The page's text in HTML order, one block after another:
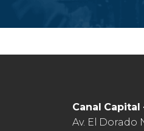
Canal
Av. El Dorado